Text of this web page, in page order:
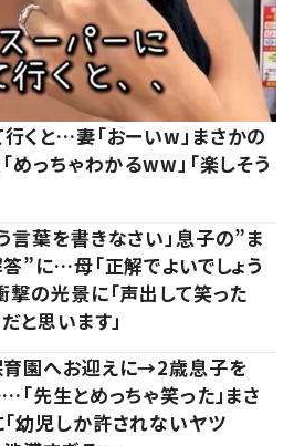
くと…妻「おーいw」まさかの
めっちゃわかるww」「楽しそう
言葉を書きなさい」息子の”ま
”に…母「正解でよいでしょう
撃の光景に「声出して笑った
だと思います」
園へお迎えに→2歳息子を
先生とめっちゃ笑った」まさ
幼児しか許されないヤツ